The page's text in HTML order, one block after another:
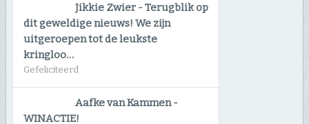
Jikkie Zwier -Terugblik op
dit geweldige nieuws! We zijn
uitgeroepen tot de leukste
kringloo…
Gefeliciteerd
Aafke van Kammen-
WINACTIE!